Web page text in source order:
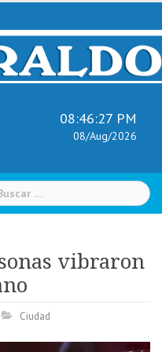
08:46:28 PM
08/Aug/2026
vibraron
Ciudad